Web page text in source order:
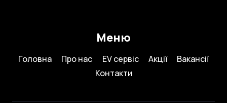
Меню
Головна Про нас EV сервіс Акції
Вакансії
Контакти